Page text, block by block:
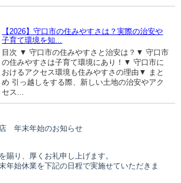
【2026】守口市の住みやすさは？実際の治安や
子育て環境を知...
目次 ▼ 守口市の住みやすさと治安は？▼ 守口市
の住みやすさは子育て環境にあり！▼ 守口市に
おけるアクセス環境も住みやすさの理由▼ まと
め 引っ越しをする際、新しい土地の治安やアク
セス...
年末年始のお知らせ
賜り、厚くお礼申し上げます。
年始休業を下記の日程で実施せていただきま